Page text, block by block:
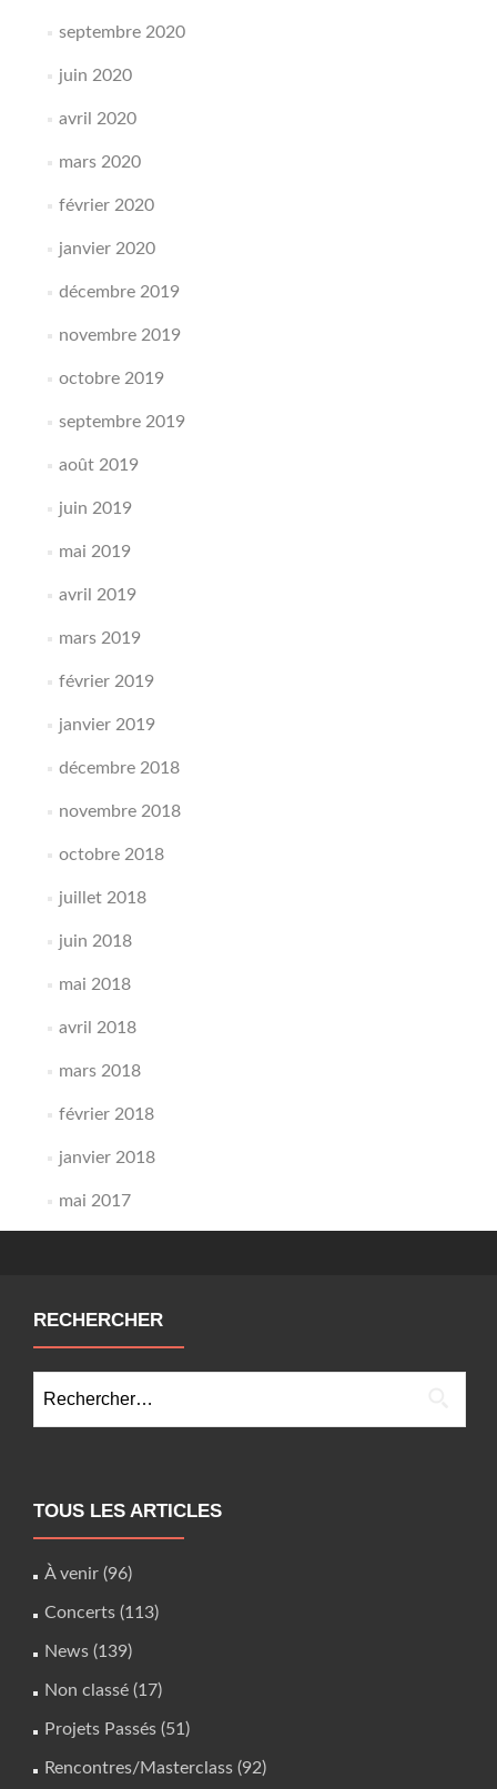
septembre 2020
juin 2020
avril 2020
mars 2020
février 2020
janvier 2020
décembre 2019
novembre 2019
octobre 2019
septembre 2019
août 2019
juin 2019
mai 2019
avril 2019
mars 2019
février 2019
janvier 2019
décembre 2018
novembre 2018
octobre 2018
juillet 2018
juin 2018
mai 2018
avril 2018
mars 2018
février 2018
janvier 2018
mai 2017
RECHERCHER
TOUS LES ARTICLES
À venir (96)
Concerts (113)
News (139)
Non classé (17)
Projets Passés (51)
Rencontres/Masterclass (92)